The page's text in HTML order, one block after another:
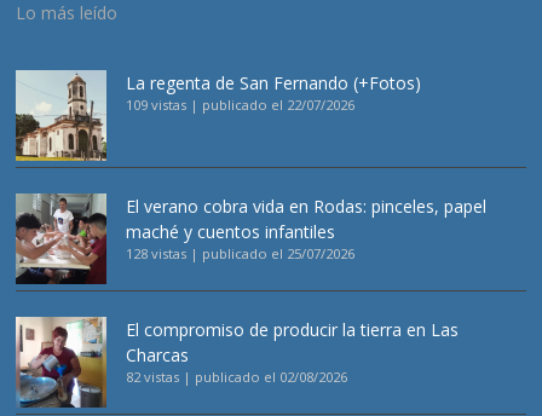
Lo más leído
La regenta de San Fernando (+Fotos)
109 vistas | publicado el 22/07/2026
El verano cobra vida en Rodas: pinceles, papel
maché y cuentos infantiles
128 vistas | publicado el 25/07/2026
El compromiso de producir la tierra en Las
Charcas
82 vistas | publicado el 02/08/2026